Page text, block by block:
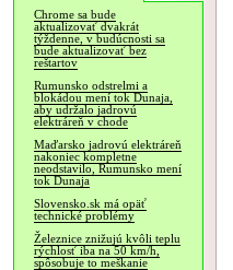
Chrome sa bude
aktualizovať dvakrát
týždenne, v budúcnosti sa
bude aktualizovať bez
reštartov
Rumunsko odstrelmi a
blokádou mení tok Dunaja,
aby udržalo jadrovú
elektráreň v chode
Maďarsko jadrovú elektráreň
nakoniec kompletne
neodstavilo, Rumunsko mení
tok Dunaja
Slovensko.sk má opäť
technické problémy
Železnice znižujú kvôli teplu
rýchlosť iba na 50 km/h,
spôsobuje to meškanie